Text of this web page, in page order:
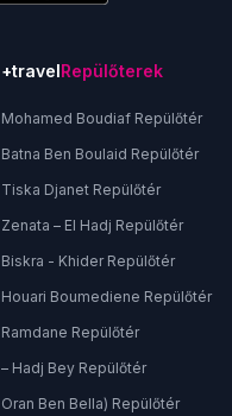
+travelRepülőterek
Mohamed Boudiaf Repülőtér
Batna Ben Boulaid Repülőtér
Tiska Djanet Repülőtér
Zenata – El Hadj Repülőtér
Biskra - Khider Repülőtér
Houari Boumediene Repülőtér
Ramdane Repülőtér
– Hadj Bey Repülőtér
Oran Ben Bella) Repülőtér